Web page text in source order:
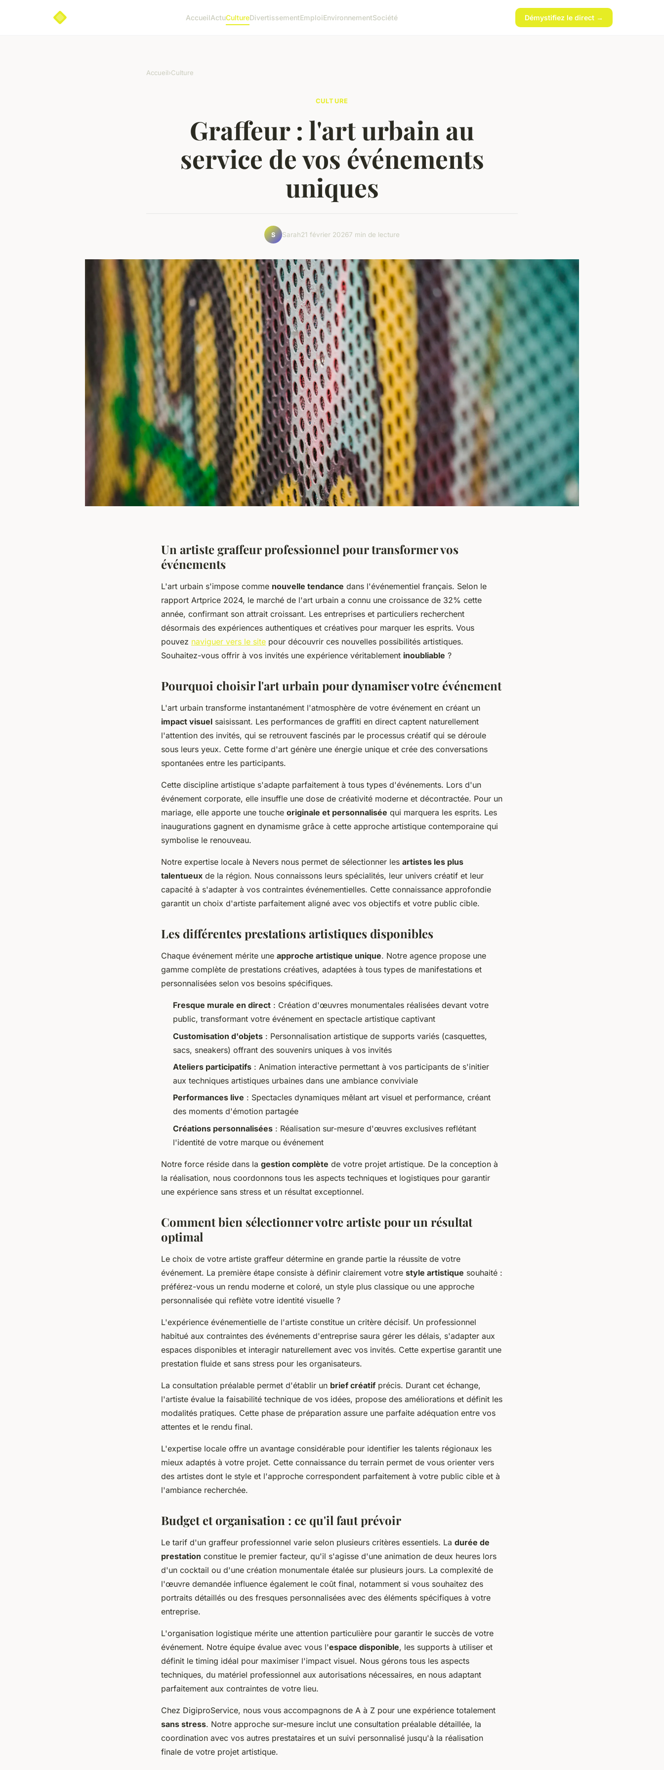
AccueilActuCultureDivertissementEmploiEnvironnementSociété Démystifiez le direct →
Accueil›Culture
CULTURE
Graffeur : l'art urbain au
service de vos événements
uniques
S Sarah21 février 20267 min de lecture
Un artiste graffeur professionnel pour transformer vos
événements
L'art urbain s'impose comme nouvelle tendance dans l'événementiel français. Selon le
rapport Artprice 2024, le marché de l'art urbain a connu une croissance de 32% cette
année, confirmant son attrait croissant. Les entreprises et particuliers recherchent
désormais des expériences authentiques et créatives pour marquer les esprits. Vous
pouvez naviguer vers le site pour découvrir ces nouvelles possibilités artistiques.
Souhaitez-vous offrir à vos invités une expérience véritablement inoubliable ?
Pourquoi choisir l'art urbain pour dynamiser votre événement
L'art urbain transforme instantanément l'atmosphère de votre événement en créant un
impact visuel saisissant. Les performances de graffiti en direct captent naturellement
l'attention des invités, qui se retrouvent fascinés par le processus créatif qui se déroule
sous leurs yeux. Cette forme d'art génère une énergie unique et crée des conversations
spontanées entre les participants.
Cette discipline artistique s'adapte parfaitement à tous types d'événements. Lors d'un
événement corporate, elle insuffle une dose de créativité moderne et décontractée. Pour un
mariage, elle apporte une touche originale et personnalisée qui marquera les esprits. Les
inaugurations gagnent en dynamisme grâce à cette approche artistique contemporaine qui
symbolise le renouveau.
Notre expertise locale à Nevers nous permet de sélectionner les artistes les plus
talentueux de la région. Nous connaissons leurs spécialités, leur univers créatif et leur
capacité à s'adapter à vos contraintes événementielles. Cette connaissance approfondie
garantit un choix d'artiste parfaitement aligné avec vos objectifs et votre public cible.
Les différentes prestations artistiques disponibles
Chaque événement mérite une approche artistique unique. Notre agence propose une
gamme complète de prestations créatives, adaptées à tous types de manifestations et
personnalisées selon vos besoins spécifiques.
Fresque murale en direct : Création d'œuvres monumentales réalisées devant votre
public, transformant votre événement en spectacle artistique captivant
Customisation d'objets : Personnalisation artistique de supports variés (casquettes,
sacs, sneakers) offrant des souvenirs uniques à vos invités
Ateliers participatifs : Animation interactive permettant à vos participants de s'initier
aux techniques artistiques urbaines dans une ambiance conviviale
Performances live : Spectacles dynamiques mêlant art visuel et performance, créant
des moments d'émotion partagée
Créations personnalisées : Réalisation sur-mesure d'œuvres exclusives reflétant
l'identité de votre marque ou événement
Notre force réside dans la gestion complète de votre projet artistique. De la conception à
la réalisation, nous coordonnons tous les aspects techniques et logistiques pour garantir
une expérience sans stress et un résultat exceptionnel.
Comment bien sélectionner votre artiste pour un résultat
optimal
Le choix de votre artiste graffeur détermine en grande partie la réussite de votre
événement. La première étape consiste à définir clairement votre style artistique souhaité :
préférez-vous un rendu moderne et coloré, un style plus classique ou une approche
personnalisée qui reflète votre identité visuelle ?
L'expérience événementielle de l'artiste constitue un critère décisif. Un professionnel
habitué aux contraintes des événements d'entreprise saura gérer les délais, s'adapter aux
espaces disponibles et interagir naturellement avec vos invités. Cette expertise garantit une
prestation fluide et sans stress pour les organisateurs.
La consultation préalable permet d'établir un brief créatif précis. Durant cet échange,
l'artiste évalue la faisabilité technique de vos idées, propose des améliorations et définit les
modalités pratiques. Cette phase de préparation assure une parfaite adéquation entre vos
attentes et le rendu final.
L'expertise locale offre un avantage considérable pour identifier les talents régionaux les
mieux adaptés à votre projet. Cette connaissance du terrain permet de vous orienter vers
des artistes dont le style et l'approche correspondent parfaitement à votre public cible et à
l'ambiance recherchée.
Budget et organisation : ce qu'il faut prévoir
Le tarif d'un graffeur professionnel varie selon plusieurs critères essentiels. La durée de
prestation constitue le premier facteur, qu'il s'agisse d'une animation de deux heures lors
d'un cocktail ou d'une création monumentale étalée sur plusieurs jours. La complexité de
l'œuvre demandée influence également le coût final, notamment si vous souhaitez des
portraits détaillés ou des fresques personnalisées avec des éléments spécifiques à votre
entreprise.
L'organisation logistique mérite une attention particulière pour garantir le succès de votre
événement. Notre équipe évalue avec vous l'espace disponible, les supports à utiliser et
définit le timing idéal pour maximiser l'impact visuel. Nous gérons tous les aspects
techniques, du matériel professionnel aux autorisations nécessaires, en nous adaptant
parfaitement aux contraintes de votre lieu.
Chez DigiproService, nous vous accompagnons de A à Z pour une expérience totalement
sans stress. Notre approche sur-mesure inclut une consultation préalable détaillée, la
coordination avec vos autres prestataires et un suivi personnalisé jusqu'à la réalisation
finale de votre projet artistique.